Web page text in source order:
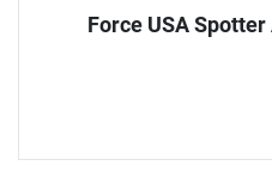
Force USA